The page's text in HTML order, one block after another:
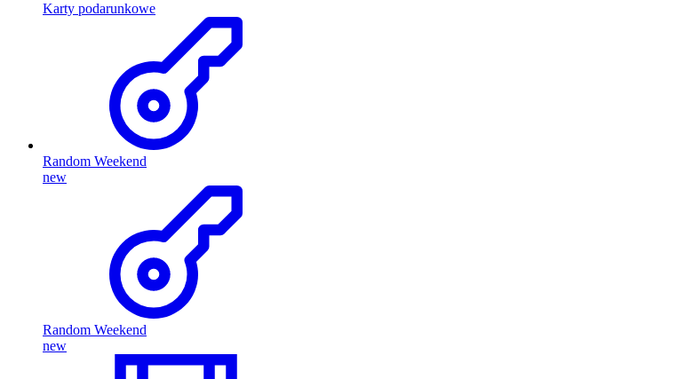
Karty podarunkowe
Random Weekend
new
Random Weekend
new